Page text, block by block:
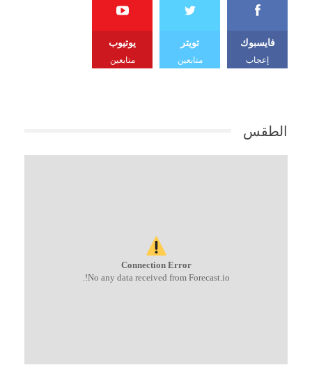
فايسبوك
إعجاب
تويتر
متابعين
يوتيوب
متابعين
الطقس
Connection Error
No any data received from Forecast.io!.